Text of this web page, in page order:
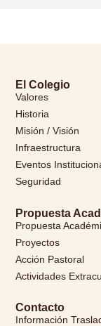
El Colegio
Valores
Historia
Misión / Visión
Infraestructura
Eventos
Seguridad
Propuesta
Propuesta
Proyectos
Acción Pastoral
Actividades
Contacto
Información